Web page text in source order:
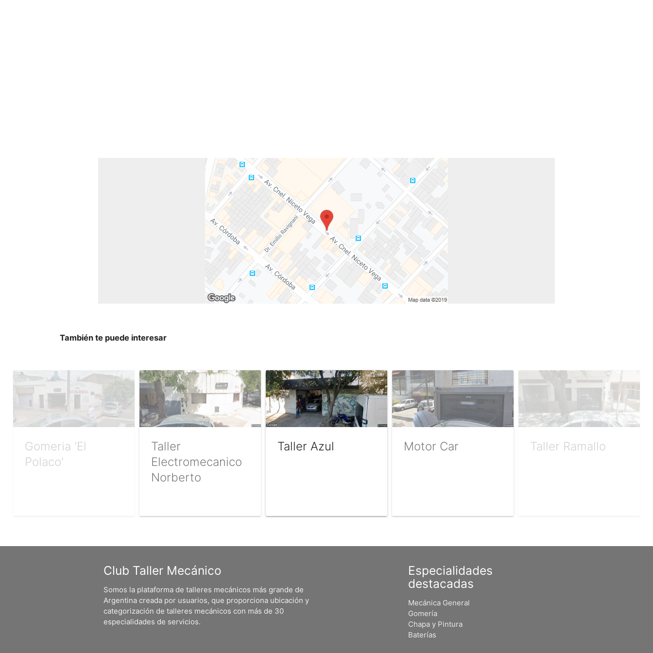
También te puede interesar
Taller Azul Motor Car Taller Ramallo
Gomeria 'El
Polaco'
Taller
Electromecanico
Norberto
Club Taller Mecánico
Somos la plataforma de talleres mecánicos más grande de
Argentina creada por usuarios, que proporciona ubicación y
categorización de talleres mecánicos con más de 30
especialidades de servicios.
Especialidades
destacadas
Mecánica General
Gomería
Chapa y Pintura
Baterías